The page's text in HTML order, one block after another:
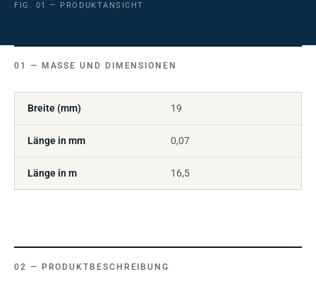
FIG. 01 — PRODUKTANSICHT
MASSE UND DIMENSIONEN
Breite (mm) 19
Länge in mm 0,07
Länge in m 16,5
PRODUKTBESCHREIBUNG